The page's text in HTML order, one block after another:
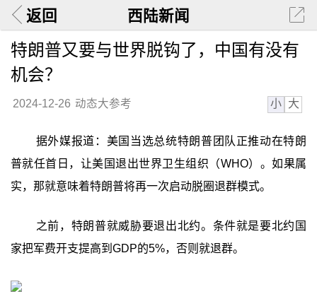
返回 西陆新闻
特朗普又要与世界脱钩了，中国有没有
机会？
2024-12-26 动态大参考 小 大
据外媒报道：美国当选总统特朗普团队正推动在特朗
普就任首日，让美国退出世界卫生组织（WHO）。如果属
实，那就意味着特朗普将再一次启动脱圈退群模式。
之前，特朗普就威胁要退出北约。条件就是要北约国
家把军费开支提高到GDP的5%，否则就退群。